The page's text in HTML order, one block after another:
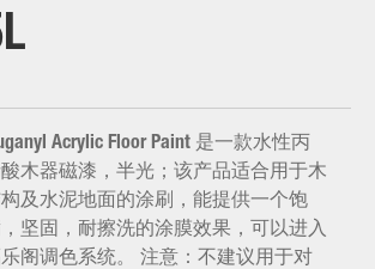
Acrylic Floor Paint 是一款水性丙
木器磁漆，半光；该产品适合用于木
及水泥地面的涂刷，能提供一个饱
坚固，耐擦洗的涂膜效果，可以进入
阁调色系统。 注意：不建议用于对